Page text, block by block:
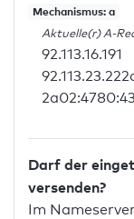
Mechanismus: a
Aktuelle(r) A-
92.113.16.191
Darf der
versenden?
Im